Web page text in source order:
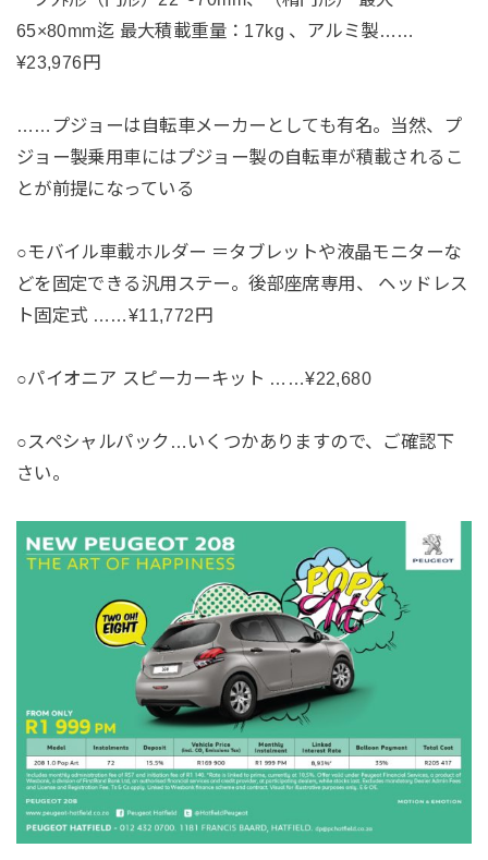
65×80mm迄 最大積載重量：17kg 、アルミ製……
¥23,976円
……プジョーは自転車メーカーとしても有名。当然、プ
ジョー製乗用車にはプジョー製の自転車が積載されるこ
とが前提になっている
○モバイル車載ホルダー ＝タブレットや液晶モニターな
どを固定できる汎用ステー。後部座席専用、 ヘッドレス
ト固定式 ……¥11,772円
○パイオニア スピーカーキット ……¥22,680
○スペシャルパック…いくつかありますので、ご確認下
さい。